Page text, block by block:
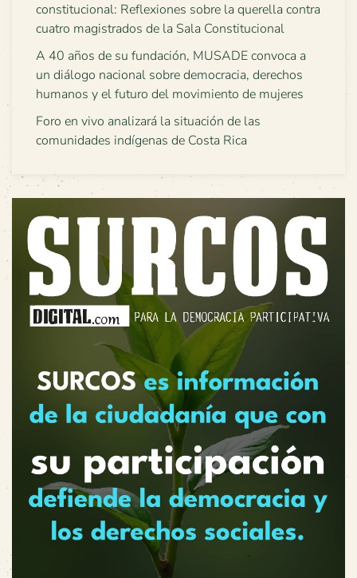
constitucional: Reflexiones sobre la querella contra
cuatro magistrados de la Sala Constitucional
A 40 años de su fundación, MUSADE convoca a
un diálogo nacional sobre democracia, derechos
humanos y el futuro del movimiento de mujeres
Foro en vivo analizará la situación de las
comunidades indígenas de Costa Rica